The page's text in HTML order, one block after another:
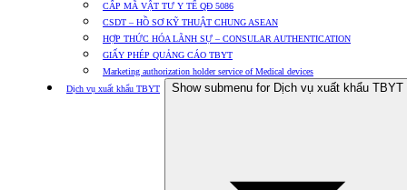
CẤP MÃ VẬT TƯ Y TẾ QĐ 5086
CSDT – HỒ SƠ KỸ THUẬT CHUNG ASEAN
HỢP THỨC HÓA LÃNH SỰ – CONSULAR AUTHENTICATION
GIẤY PHÉP QUẢNG CÁO TBYT
Marketing authorization holder service of Medical devices
Dịch vụ xuất khẩu TBYT
Show submenu for Dịch vụ xuất khẩu TBYT